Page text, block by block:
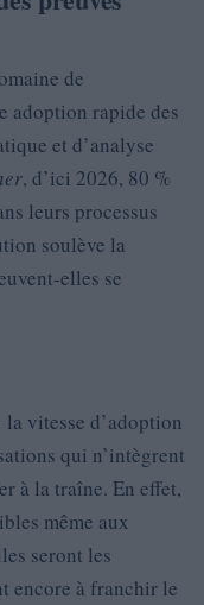
de
adoption rapide des
et d’analyse
, d’ici 2026, 80 %
leurs processus
soulève la
elles se
la vitesse d’adoption
qui n’intègrent
à la traîne. En effet,
même aux
seront les
encore à franchir le